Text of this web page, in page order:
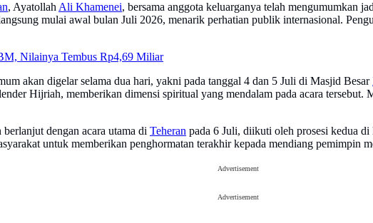
, Ayatollah Ali Khamenei, bersama anggota keluarganya telah mengumumkan
mulai awal bulan Juli 2026, menarik perhatian publik internasional.
Nilainya Tembus Rp4,69 Miliar
akan digelar selama dua hari, yakni pada tanggal 4 dan 5 Juli di Masjid Besar
Hijriah, memberikan dimensi spiritual yang mendalam pada acara tersebut.
berlanjut dengan acara utama di Teheran pada 6 Juli, diikuti oleh prosesi kedua di
untuk memberikan penghormatan terakhir kepada mendiang pemimpin
Advertisement
Advertisement